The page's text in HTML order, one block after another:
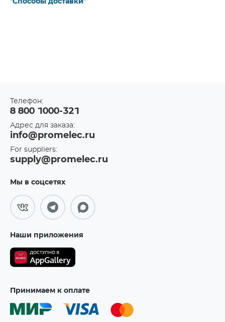
"Способы доставки"
Телефон:
8 800 1000-321
Адрес для заказа:
info@promelec.ru
For suppliers:
supply@promelec.ru
Мы в соцсетях
Наши приложения
Принимаем к оплате